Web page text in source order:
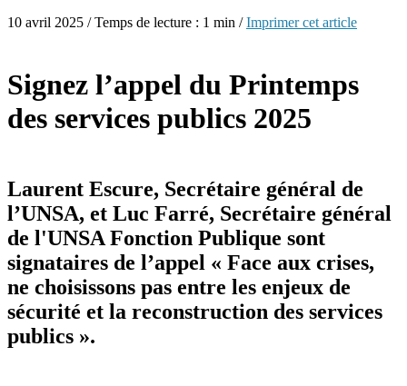
10 avril 2025 / Temps de lecture : 1 min /Imprimer cet article
Signez l’appel du Printemps
des services publics 2025
Laurent Escure, Secrétaire général de
l’UNSA, et Luc Farré, Secrétaire général
de l'UNSA Fonction Publique sont
signataires de l’appel « Face aux crises,
ne choisissons pas entre les enjeux de
sécurité et la reconstruction des services
publics ».